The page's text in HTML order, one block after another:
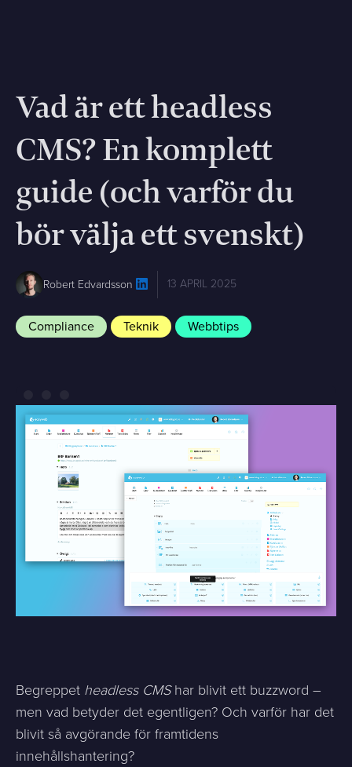
Vad är ett headless
CMS? En komplett
guide (och varför du
bör välja ett svenskt)
Robert Edvardsson 13 APRIL 2025
Compliance Teknik Webbtips
Begreppet headless CMShar blivit ett buzzword –
men vad betyder det egentligen? Och varför har det
blivit så avgörande för framtidens
innehållshantering?